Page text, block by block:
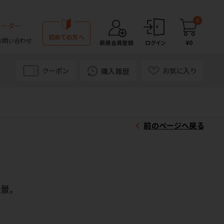
ダー
問い合わせ 初めての方へ
新規会員登録 ログイン
0
¥0
クーポン 購入履歴 お気に入り
前のページへ戻る
。